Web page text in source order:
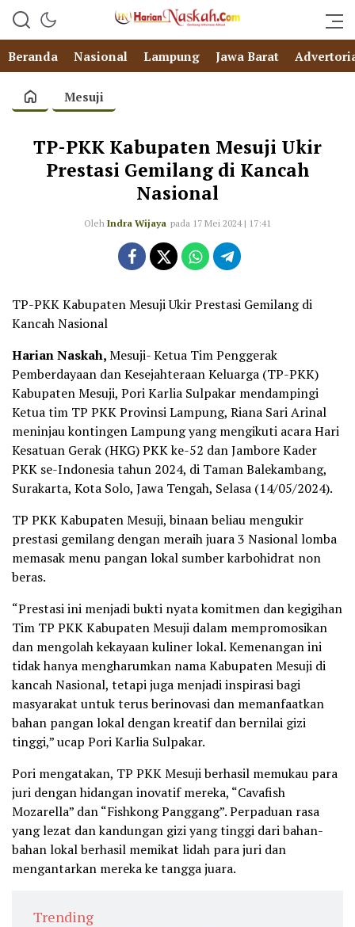
Beranda Nasional Lampung Jawa Barat
Mesuji
TP-PKK Kabupaten Mesuji Ukir
Prestasi Gemilang di Kancah
Nasional
Oleh Indra Wijaya pada 17 Mei 2024 | 17:41
TP-PKK Kabupaten Mesuji Ukir Prestasi Gemilang di
Kancah Nasional
Harian Naskah,Mesuji- Ketua Tim Penggerak
Pemberdayaan dan Kesejahteraan Keluarga (TP-PKK)
Kabupaten Mesuji, Pori Karlia Sulpakar mendampingi
Ketua tim TP PKK Provinsi Lampung, Riana Sari Arinal
meninjau kontingen Lampung yang mengikuti acara Hari
Kesatuan Gerak (HKG) PKK ke-52 dan Jambore Kader
PKK se-Indonesia tahun 2024, di Taman Balekambang,
Surakarta, Kota Solo, Jawa Tengah, Selasa (14/05/2024).
TP PKK Kabupaten Mesuji, binaan beliau mengukir
prestasi gemilang dengan meraih juara 3 Nasional lomba
memasak menu pangan lokal sumber karbohidrat non
beras.
“Prestasi ini menjadi bukti nyata komitmen dan kegigihan
Tim TP PKK Kabupaten Mesuji dalam mempromosikan
dan mengolah kekayaan kuliner lokal. Kemenangan ini
tidak hanya mengharumkan nama Kabupaten Mesuji di
kancah Nasional, tetapi juga menjadi inspirasi bagi
masyarakat untuk terus berinovasi dan memanfaatkan
bahan pangan lokal dengan kreatif dan bernilai gizi
tinggi,” ucap Pori Karlia Sulpakar.
Pori mengatakan, TP PKK Mesuji berhasil memukau para
juri dengan hidangan inovatif mereka, “Cavafish
Mozarella” dan “Fishkong Panggang”. Perpaduan rasa
yang lezat dan kandungan gizi yang tinggi dari bahan-
bahan lokal berhasil memikat lidah para juri dan
mengantarkan mereka ke tangga juara.
Trending